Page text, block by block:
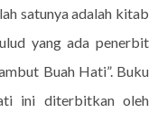
satunya adalah kitab
yang ada penerbit
Buah Hati”. Buku
ini diterbitkan oleh